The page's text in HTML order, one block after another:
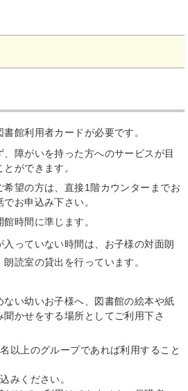
館利用者カードが必要です。
障がいを持った方へのサービスが目
ができます。
希望の方は、直接1階カウンターまでお
お申込み下さい。
時間に準じます。
っていない時間は、お子様の対面朗
読室の貸出を行っています。
ない幼いお子様へ、図書館の絵本や紙
かせをする場所としてご利用下さ
以上のグループであれば利用すること
みください。